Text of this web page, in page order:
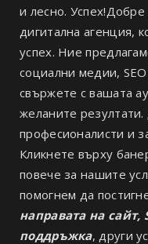
и лесно.
дигитална агенция,
успех. Ние
социални медии,
свържете с вашата
желаните
професионалисти и
Кликнете върху
повече за нашите
помогнем да
направата на сайт,
поддръжка, други